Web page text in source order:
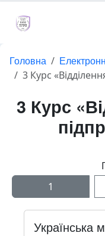
Головна
3 Курс «Відділення
3 Курс
1
Українська